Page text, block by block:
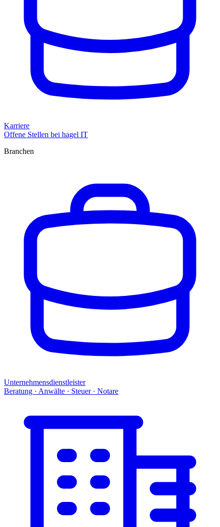
Karriere
Offene Stellen bei hagel IT
Branchen
Unternehmensdienstleister
Beratung · Anwälte · Steuer · Notare